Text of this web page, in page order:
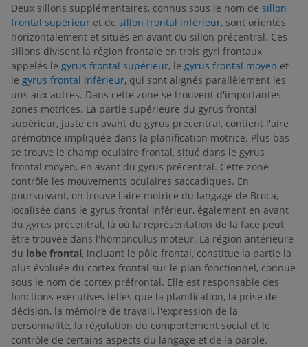
Deux sillons supplémentaires, connus sous le nom de sillon
frontal supérieur et de sillon frontal inférieur, sont orientés
horizontalement et situés en avant du sillon précentral. Ces
sillons divisent la région frontale en trois gyri frontaux
appelés le gyrus frontal supérieur, le gyrus frontal moyen et
le gyrus frontal inférieur, qui sont alignés parallèlement les
uns aux autres. Dans cette zone se trouvent d'importantes
zones motrices. La partie supérieure du gyrus frontal
supérieur, juste en avant du gyrus précentral, contient l'aire
prémotrice impliquée dans la planification motrice. Plus bas
se trouve le champ oculaire frontal, situé dans le gyrus
frontal moyen, en avant du gyrus précentral. Cette zone
contrôle les mouvements oculaires saccadiques. En
poursuivant, on trouve l'aire motrice du langage de Broca,
localisée dans le gyrus frontal inférieur, également en avant
du gyrus précentral, là où la représentation de la face peut
être trouvée dans l'homonculus moteur. La région antérieure
du lobe frontal, incluant le pôle frontal, constitue la partie la
plus évoluée du cortex frontal sur le plan fonctionnel, connue
sous le nom de cortex préfrontal. Elle est responsable des
fonctions exécutives telles que la planification, la prise de
décision, la mémoire de travail, l'expression de la
personnalité, la régulation du comportement social et le
contrôle de certains aspects du langage et de la parole.